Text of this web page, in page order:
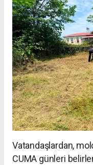
Vatandaşlardan,
CUMA günleri